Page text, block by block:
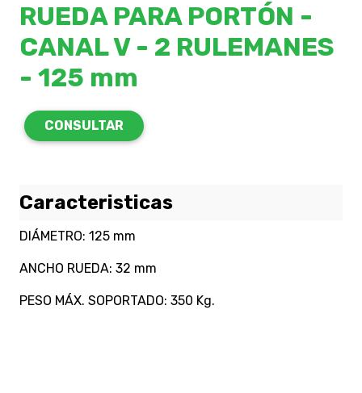
RUEDA PARA PORTÓN -
CANAL V - 2 RULEMANES
- 125 mm
CONSULTAR
Caracteristicas
DIÁMETRO: 125 mm
ANCHO RUEDA: 32 mm
PESO MÁX. SOPORTADO: 350 Kg.